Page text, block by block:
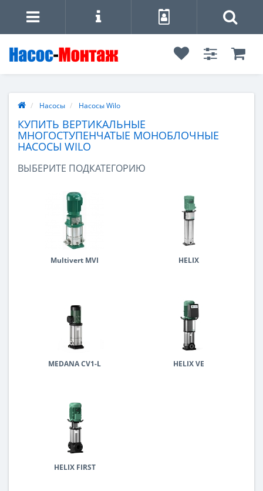
Насосы Насосы Wilo
КУПИТЬ ВЕРТИКАЛЬНЫЕ
МНОГОСТУПЕНЧАТЫЕ МОНОБЛОЧНЫЕ
НАСОСЫ WILO
ВЫБЕРИТЕ ПОДКАТЕГОРИЮ
Multivert MVI HELIX
MEDANA CV1-L HELIX VE
HELIX FIRST